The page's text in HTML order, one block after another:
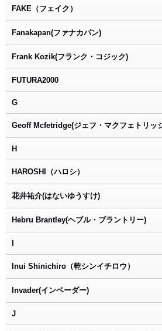
FAKE（フェイク）
Fanakapan(ファナカパン)
Frank Kozik(フランク・コジック)
FUTURA2000
G
Geoff Mcfetridge(ジェフ・マクフェトリッ
H
HAROSHI（ハロシ）
花井祐介(はないゆうすけ)
Hebru Brantley(ヘブル・ブラントリー)
I
Inui Shinichiro（乾シンイチロウ）
Invader(インベーダー)
J